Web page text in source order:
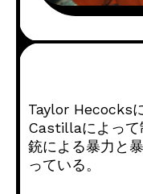
Taylor Hecocks
Castillaによって
銃による暴力と
っている。